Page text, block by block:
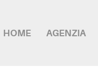
HOME AGENZIA